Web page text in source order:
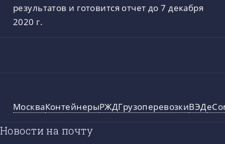
результатов и готовится отчет до 7 декабря
2020 г.
МоскваКонтейнерыРЖДГрузоперевозкиВЭД
Новости на почту